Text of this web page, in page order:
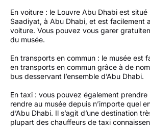
En voiture : le Louvre Abu Dhabi est situé
Saadiyat, à Abu Dhabi, et est facilement
voiture. Vous pouvez vous garer
du musée.
En transports en commun : le musée est
en transports en commun grâce à de
bus desservant l’ensemble d’Abu Dhabi.
En taxi : vous pouvez également
rendre au musée depuis n’importe quel
d’Abu Dhabi. Il s’agit d’une destination
plupart des chauffeurs de taxi